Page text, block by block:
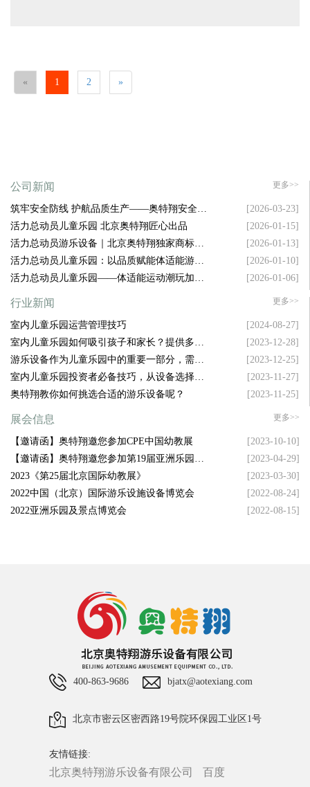
« 1 2 »
公司新闻 更多>>
筑牢安全防线 护航品质生产——奥特翔安全生
产大会顺利召开
[2026-03-23]
活力总动员儿童乐园 北京奥特翔匠心出品
[2026-01-15]
活力总动员游乐设备｜北京奥特翔独家商标坐
镇，拿捏游乐圈流量密码
[2026-01-13]
活力总动员儿童乐园：以品质赋能体适能游乐
新升级
[2026-01-10]
活力总动员儿童乐园——体适能运动潮玩加盟
[2026-01-06]
行业新闻 更多>>
室内儿童乐园运营管理技巧
[2024-08-27]
室内儿童乐园如何吸引孩子和家长？提供多样
化设施是关键！
[2023-12-28]
游乐设备作为儿童乐园中的重要一部分，需要
具备哪些特点才能吸引孩子的注意力呢？
[2023-12-25]
室内儿童乐园投资者必备技巧，从设备选择到
空间布局，样样精通！
[2023-11-27]
奥特翔教你如何挑选合适的游乐设备呢？
[2023-11-25]
展会信息 更多>>
【邀请函】奥特翔邀您参加CPE中国幼教展
[2023-10-10]
【邀请函】奥特翔邀您参加第19届亚洲乐园及
景点博览会
[2023-04-29]
2023《第25届北京国际幼教展》
[2023-03-30]
2022中国（北京）国际游乐设施设备博览会
[2022-08-24]
2022亚洲乐园及景点博览会
[2022-08-15]
400-863-9686 bjatx@aotexiang.com
北京市密云区密西路19号院环保园工业区1号
友情链接:
北京奥特翔游乐设备有限公司 百度